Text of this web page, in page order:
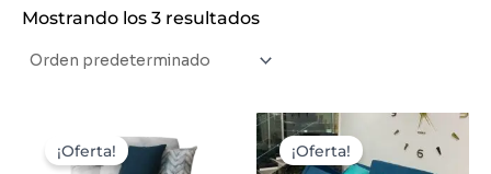
Mostrando los 3 resultados
¡Oferta! ¡Oferta!